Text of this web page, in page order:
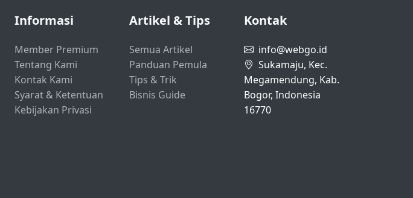
Informasi
Member Premium
Tentang Kami
Kontak Kami
Syarat & Ketentuan
Kebijakan Privasi
Artikel & Tips
Semua Artikel
Panduan Pemula
Tips & Trik
Bisnis Guide
Kontak
info@webgo.id
Sukamaju, Kec.
Megamendung, Kab.
Bogor, Indonesia
16770